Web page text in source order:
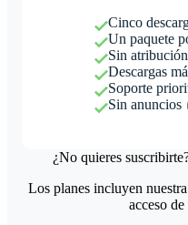
Cinco
Un paquete
Sin
Descargas
Soporte
Sin anuncios
¿No quieres
Los planes incluyen nuestra
acceso